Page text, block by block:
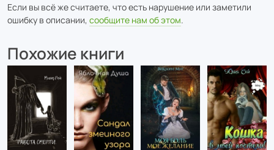
Если вы всё же считаете, что есть нарушение или заметили
ошибку в описании, сообщите нам об этом.
Похожие книги